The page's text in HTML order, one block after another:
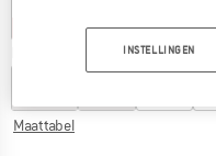
-25% -25%
Maattabel
INSTELLINGEN